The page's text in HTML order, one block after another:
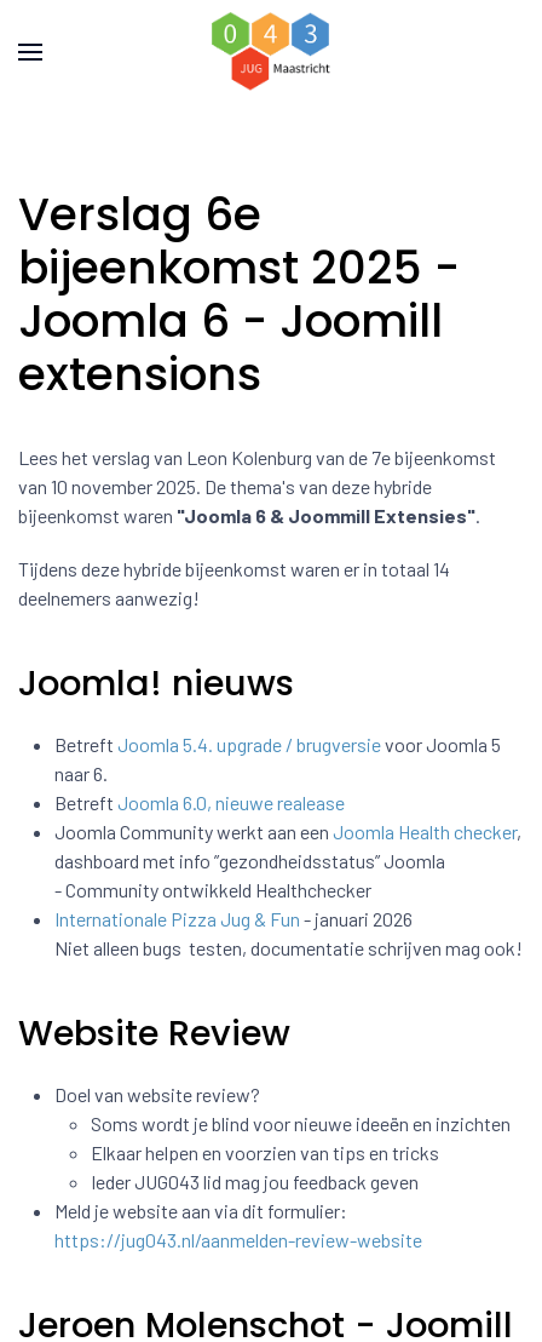
Verslag 6e
bijeenkomst 2025 -
Joomla 6 - Joomill
extensions
Lees het verslag van Leon Kolenburg van de 7e bijeenkomst
van 10 november 2025. De thema's van deze hybride
bijeenkomst waren "Joomla 6 & Joommill Extensies".
Tijdens deze hybride bijeenkomst waren er in totaal 14
deelnemers aanwezig!
Joomla! nieuws
Betreft Joomla 5.4. upgrade / brugversievoor Joomla 5
naar 6.
Betreft Joomla 6.0, nieuwe realease
Joomla Community werkt aan een Joomla Health checker,
dashboard met info ”gezondheidsstatus” Joomla
- Community ontwikkeld Healthchecker
Internationale Pizza Jug & Fun - januari 2026
Niet alleen bugs testen, documentatie schrijven mag ook!
Website Review
Doel van website review?
Soms wordt je blind voor nieuwe ideeën en inzichten
Elkaar helpen en voorzien van tips en tricks
Ieder JUG043 lid mag jou feedback geven
Meld je website aan via dit formulier:
https://jug043.nl/aanmelden-review-website
Jeroen Molenschot - Joomill